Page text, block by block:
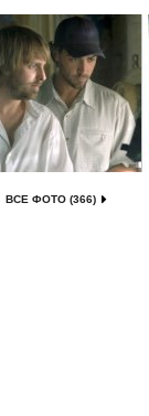
ВСЕ ФОТО (366)